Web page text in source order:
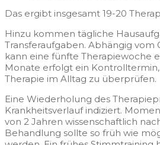
Das ergibt insgesamt 19-20
Hinzu kommen tägliche
Transferaufgaben. Abhängig vom
kann eine fünfte Therapiewoche
Monate erfolgt ein
Therapie im Alltag zu überprüfen.
Eine Wiederholung des
Krankheitsverlauf indiziert.
von 2 Jahren wissenschaftlich
Behandlung sollte so früh wie